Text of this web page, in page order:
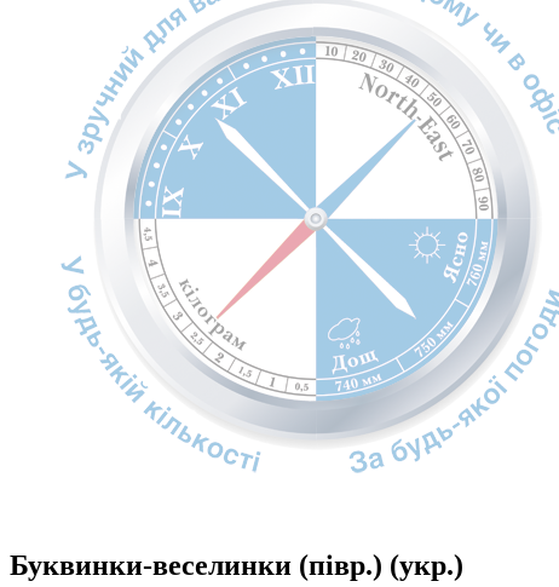
Буквинки-веселинки (півр.) (укр.)